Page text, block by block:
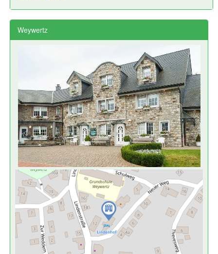
Weywertz